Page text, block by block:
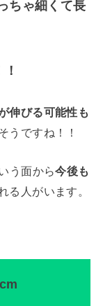
ちゃ細くて長
伸びる可能性も
うですね！！
う面から今後も
る人がいます。